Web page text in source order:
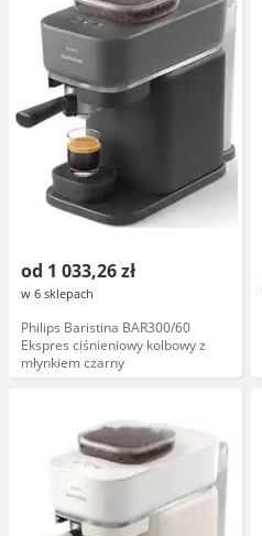
od 1 033,26 zł
w 6 sklepach
Philips Baristina BAR300/60
Ekspres ciśnieniowy kolbowy z
młynkiem czarny